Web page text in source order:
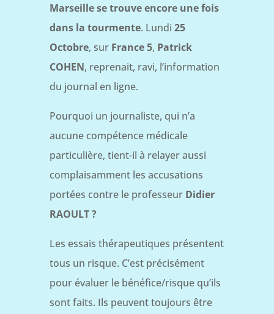
Marseille se trouve encore une fois
dans la tourmente. Lundi 25
Octobre, sur France 5, Patrick
COHEN, reprenait, ravi, l’information
du journal en ligne.
Pourquoi un journaliste, qui n’a
aucune compétence médicale
particulière, tient-il à relayer aussi
complaisamment les accusations
portées contre le professeur Didier
RAOULT ?
Les essais thérapeutiques présentent
tous un risque. C’est précisément
pour évaluer le bénéfice/risque qu’ils
sont faits. Ils peuvent toujours être